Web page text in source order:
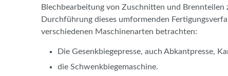
Blechbearbeitung von Zuschnitten und Brennteilen
Durchführung dieses umformenden
verschiedenen Maschinenarten betrachten:
Die Gesenkbiegepresse, auch Abkantpresse,
die Schwenkbiegemaschine.